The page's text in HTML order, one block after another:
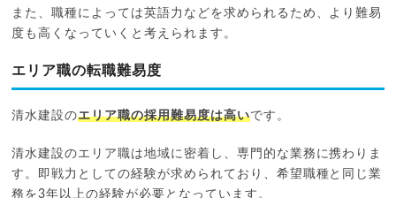
また、職種によっては英語力などを求められるため、より難易
度も高くなっていくと考えられます。
エリア職の転職難易度
清水建設のエリア職の採用難易度は高いです。
清水建設のエリア職は地域に密着し、専門的な業務に携わりま
す。即戦力としての経験が求められており、希望職種と同じ業
務を3年以上の経験が必要となっています。